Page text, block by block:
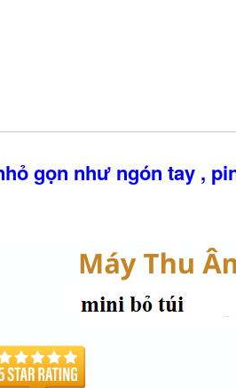
gọn như ngón tay ,